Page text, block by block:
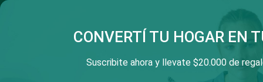
SALTAR
3 Y 6 CUOTAS SIN
Cuarto Living
CONVERTÍ TU HOGAR EN
Suscribite ahora y llevate $20.000 de